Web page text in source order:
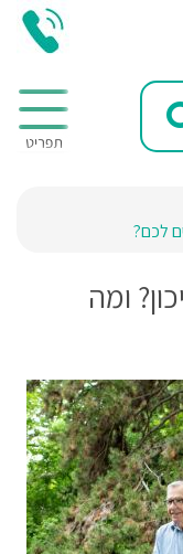
לכם?
ומה